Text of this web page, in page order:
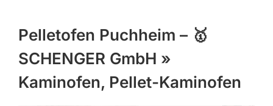
UNTERNEHMEN
PROFIL
Pelletofen Puchheim – 🥇
SCHENGER GmbH »
Kaminofen, Pellet-Kaminofen